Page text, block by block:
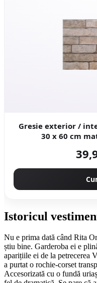
Gresie exterior /
Istoricul
Nu e prima dată când Rita
știu bine. Garderoba ei e
aparițiile ei de la petrecerea
a purtat o rochie-corset
Accesorizată cu o fundă